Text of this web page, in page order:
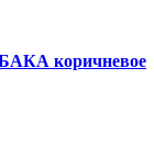
коричневое